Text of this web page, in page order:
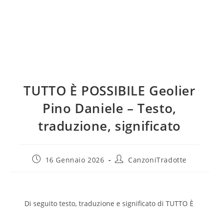
TUTTO È POSSIBILE Geolier
Pino Daniele – Testo,
traduzione, significato
16 Gennaio 2026 CanzoniTradotte
Di seguito testo, traduzione e significato di TUTTO È